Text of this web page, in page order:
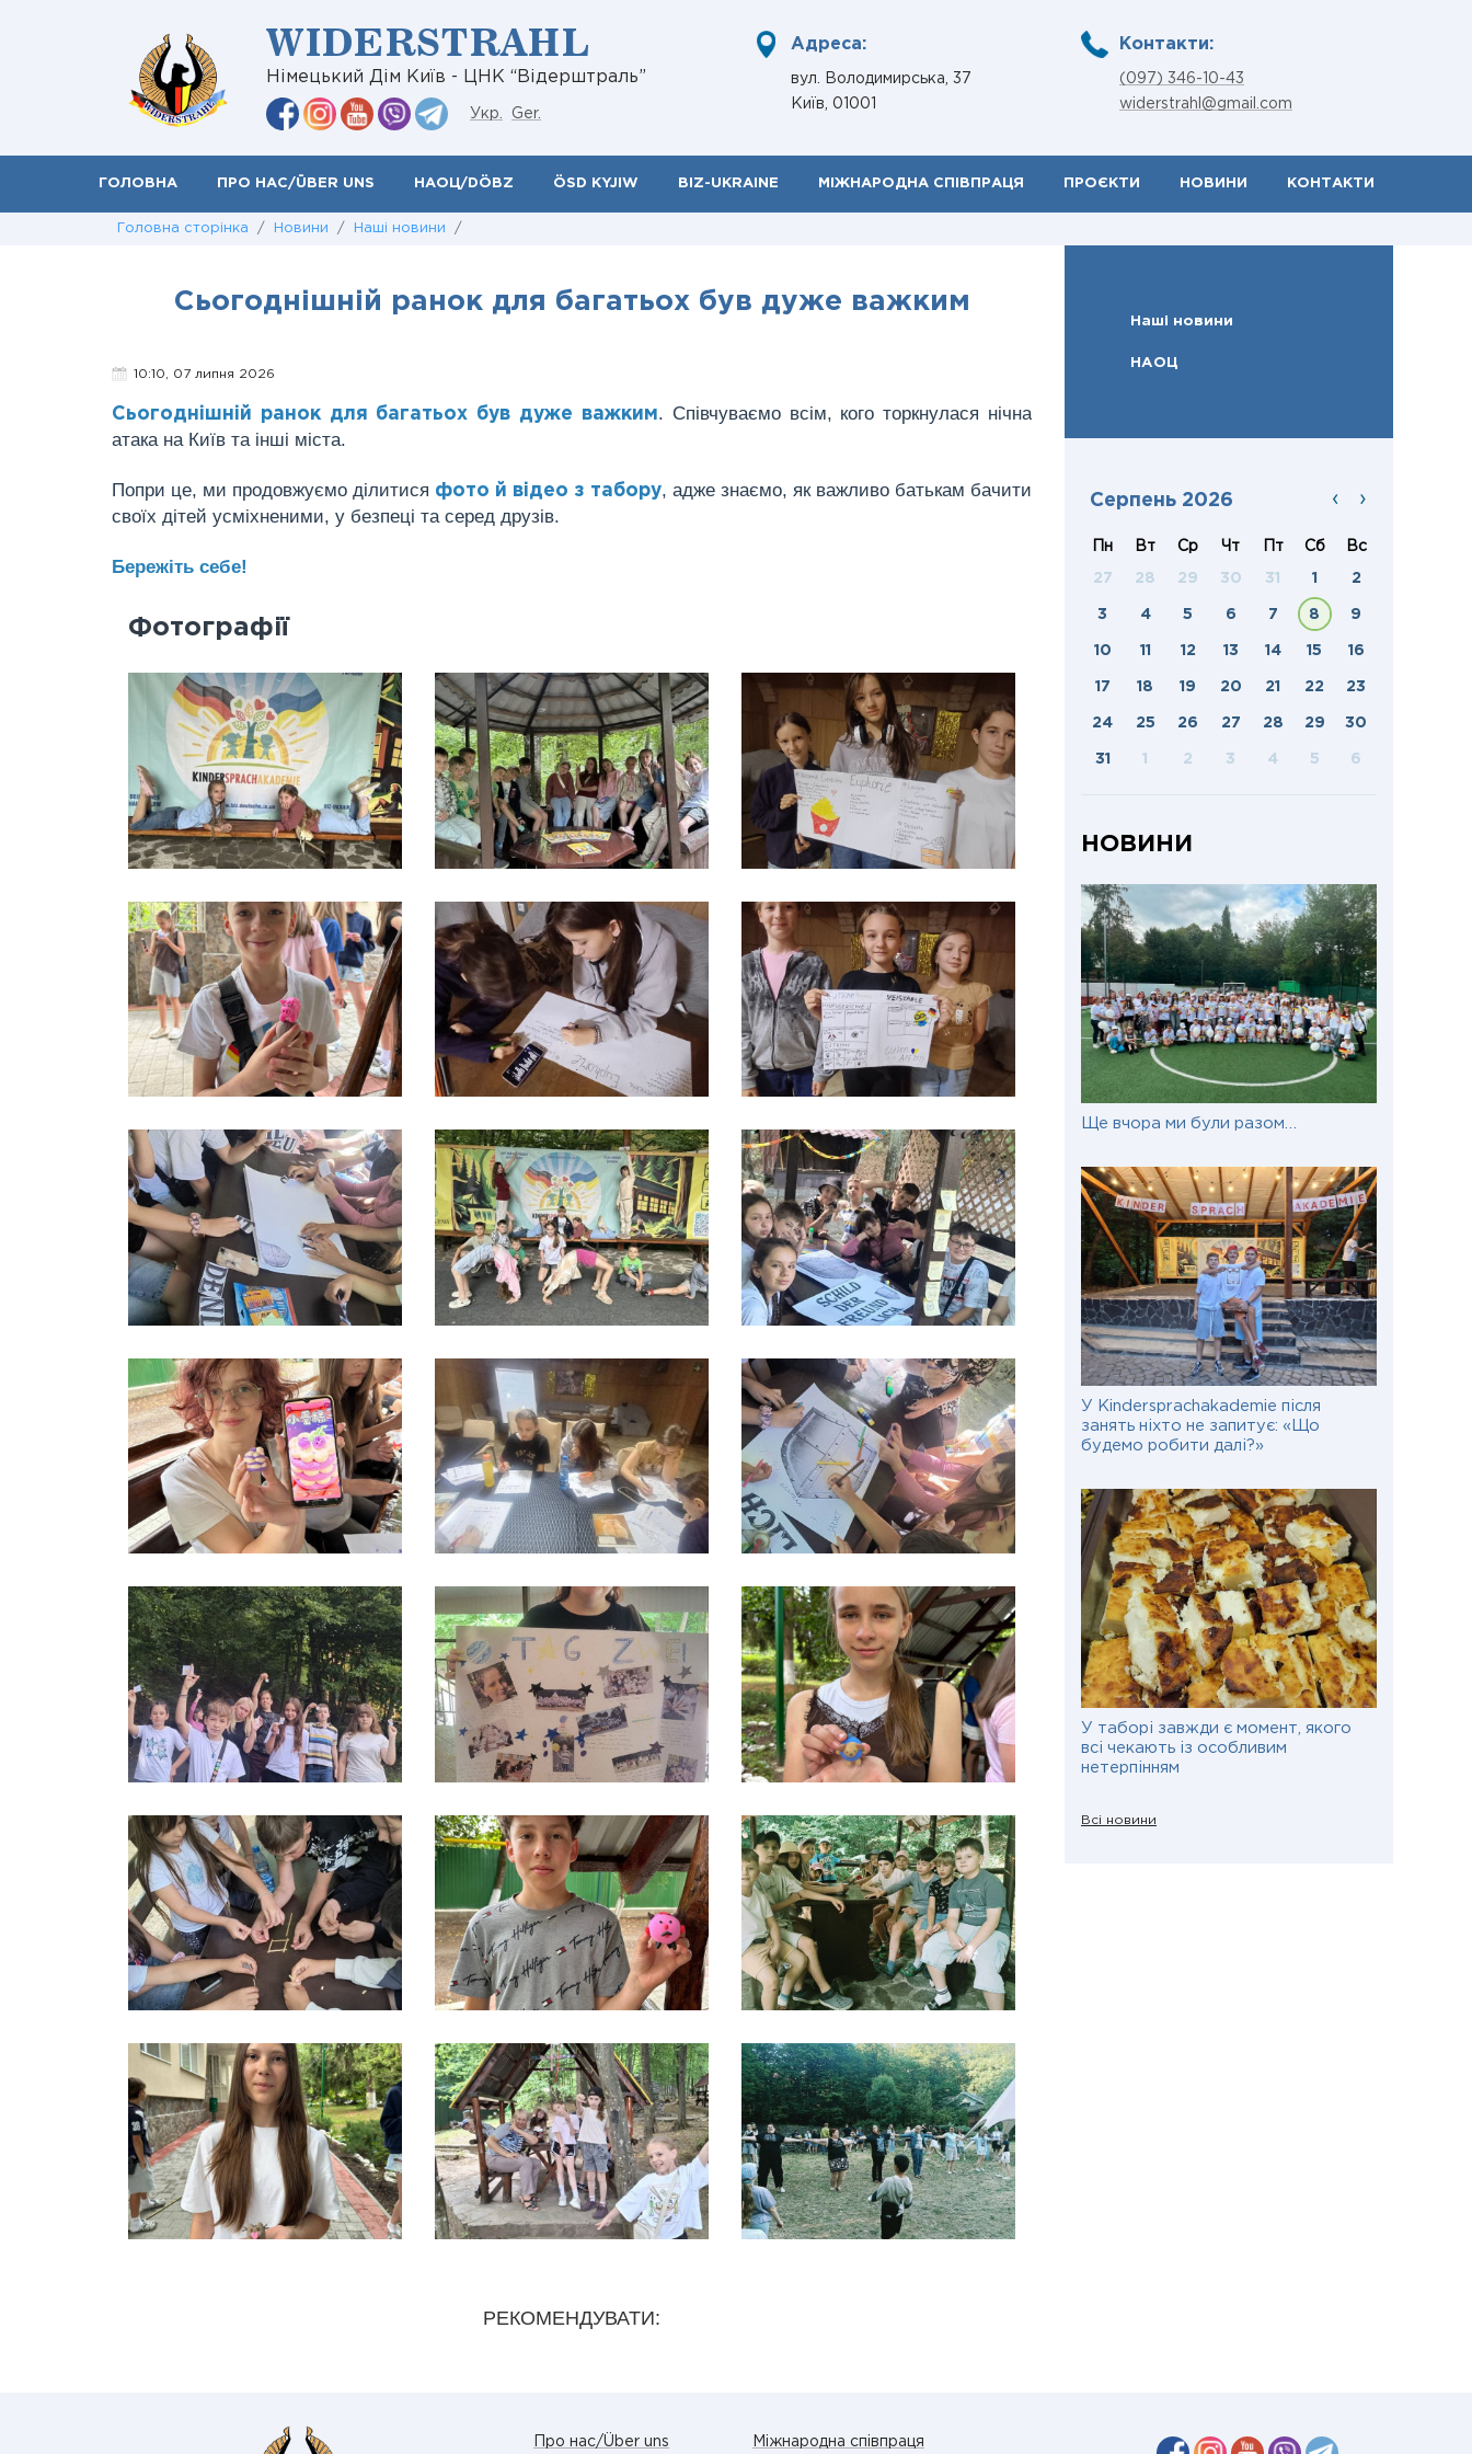
WIDERSTRAHL
Німецький Дім Київ - ЦНК “Відерштраль”
Укр. Ger.
Адреса:
вул. Володимирська, 37
Київ, 01001
Контакти:
(097) 346-10-43
widerstrahl@gmail.com
ГОЛОВНА ПРО НАС/ÜBER UNS НАОЦ/DÖBZ ÖSD KYJIW BIZ-UKRAINE МІЖНАРОДНА СПІВПРАЦЯ ПРОЄКТИ НОВИНИ КОНТАКТИ
Головна сторінка / Новини / Наші новини /
Наші новини
НАОЦ
›
‹
Серпень 2026
Пн Вт Ср Чт Пт Сб Вс
27 28 29 30 31 1 2
3 4 5 6 7 8 9
10 11 12 13 14 15 16
17 18 19 20 21 22 23
24 25 26 27 28 29 30
31 1 2 3 4 5 6
НОВИНИ
Ще вчора ми були разом…
У Kindersprachakademie після
занять ніхто не запитує: «Що
будемо робити далі?»
У таборі завжди є момент, якого
всі чекають із особливим
нетерпінням
Всі новини
Сьогоднішній ранок для багатьох був дуже важким
10:10, 07 липня 2026
Сьогоднішній ранок для багатьох був дуже важким. Співчуваємо всім, кого торкнулася нічна
атака на Київ та інші міста.
Попри це, ми продовжуємо ділитися фото й відео з табору, адже знаємо, як важливо батькам бачити
своїх дітей усміхненими, у безпеці та серед друзів.
Бережіть себе!
Фотографії
РЕКОМЕНДУВАТИ:
Про нас/Über uns Міжнародна співпраця